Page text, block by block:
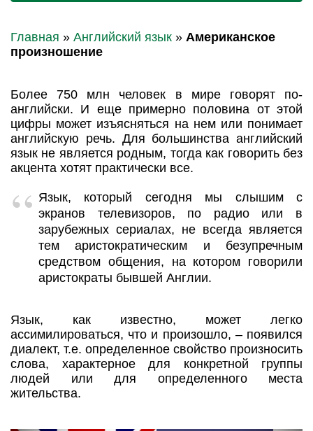
Главная » Английский язык » Американское
произношение
Более 750 млн человек в мире говорят по-
английски. И еще примерно половина от этой
цифры может изъясняться на нем или понимает
английскую речь. Для большинства английский
язык не является родным, тогда как говорить без
акцента хотят практически все.
Язык, который сегодня мы слышим с
экранов телевизоров, по радио или в
зарубежных сериалах, не всегда является
тем аристократическим и безупречным
средством общения, на котором говорили
аристократы бывшей Англии.
Язык, как известно, может легко
ассимилироваться, что и произошло, – появился
диалект, т.е. определенное свойство произносить
слова, характерное для конкретной группы
людей или для определенного места
жительства.